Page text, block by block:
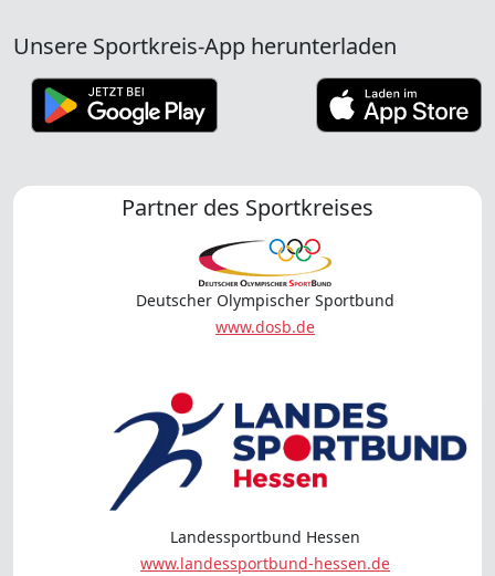
Unsere Sportkreis-App herunterladen
Partner des Sportkreises
Deutscher Olympischer Sportbund
www.dosb.de
Landessportbund Hessen
www.landessportbund-hessen.de